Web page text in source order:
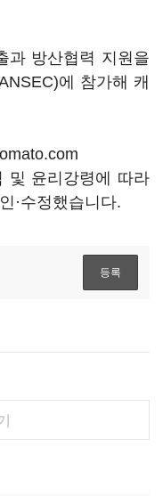
과 방산협력 지원을
에 참가해 캐
및 윤리강령에 따라
·수정했습니다.